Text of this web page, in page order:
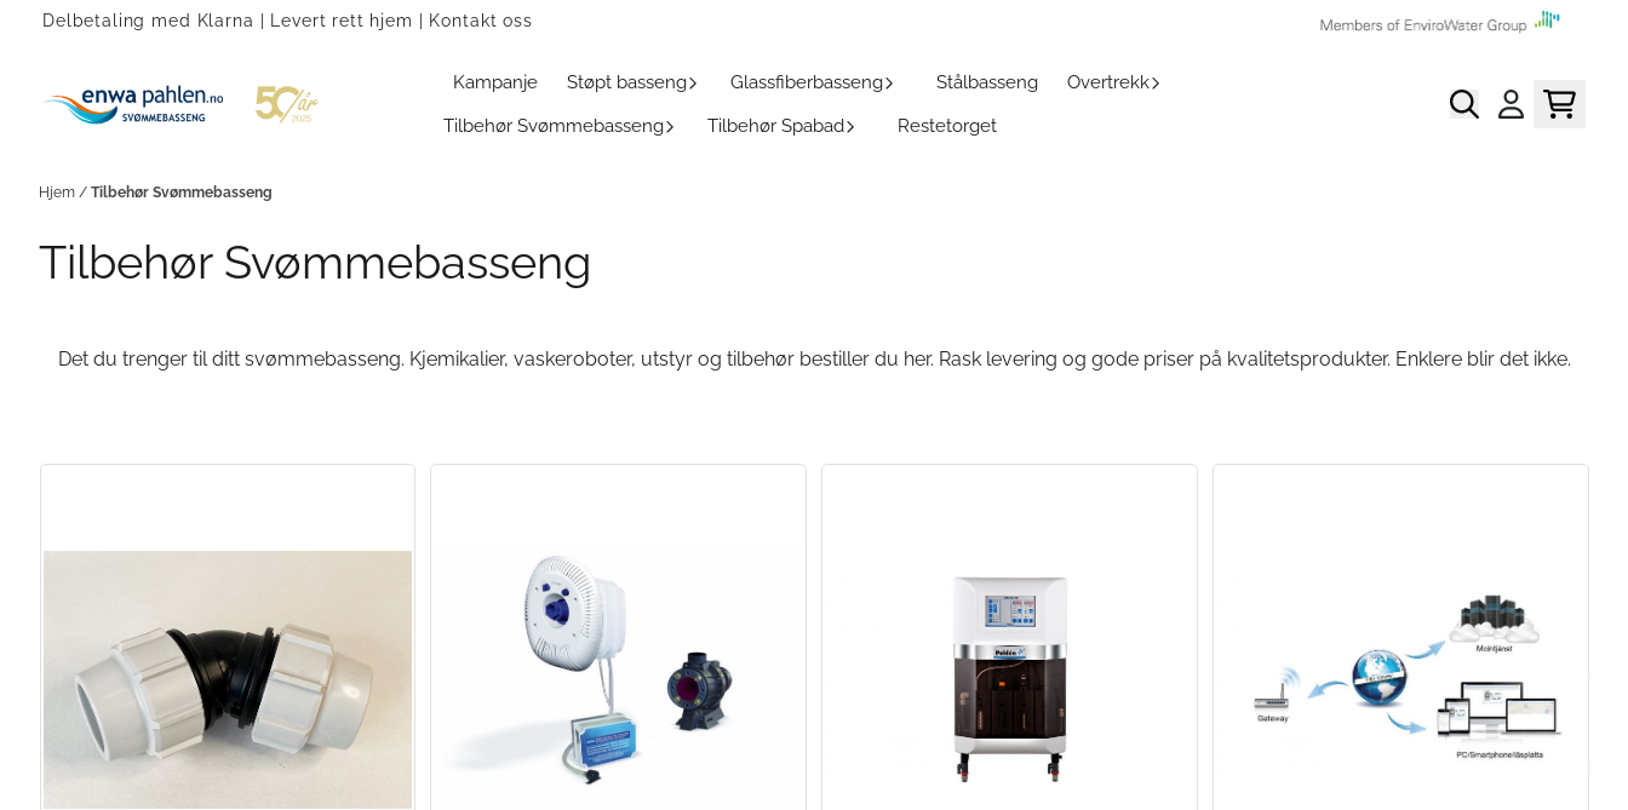
Hopp til innhold
Delbetaling med Klarna | Levert rett hjem | Kontakt oss
Kampanje Støpt basseng Glassfiberbasseng Stålbasseng
Overtrekk
Tilbehør Svømmebasseng
Tilbehør Spabad Restetorget
Hjem / Tilbehør Svømmebasseng
Tilbehør Svømmebasseng
Det du trenger til ditt svømmebasseng. Kjemikalier, vaskeroboter, utstyr og tilbehør bestiller du her. Rask levering og gode priser på kvalitetsprodukter. Enklere blir det ikke.